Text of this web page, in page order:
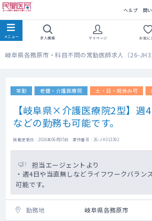
ヘルプ 問
求人検索 マイページ お気に
岐阜県各務原市・科目不問の常勤医師求人（26-
常勤 老健・介護医療院 土・日・祝休み可
【岐阜県×介護医療院2型】週
などの勤務も可能です。
掲載更新日 : 2026年06月05日 案件番号 : 26-JH313392
担当エージェントより
・週4日や当直無しなどライフワークバラン
可能です。
勤務地 岐阜県各務原市